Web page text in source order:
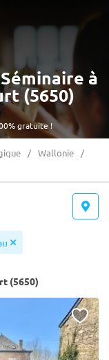
gratuite !
à
(5650)
Wallonie
(5650)